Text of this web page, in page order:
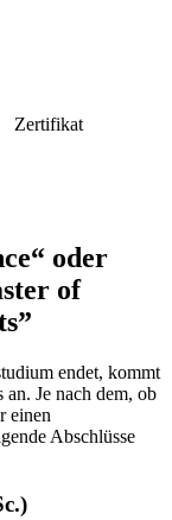
Zertifikat
oder
of
endet, kommt
Je nach dem, ob
einen
Abschlüsse